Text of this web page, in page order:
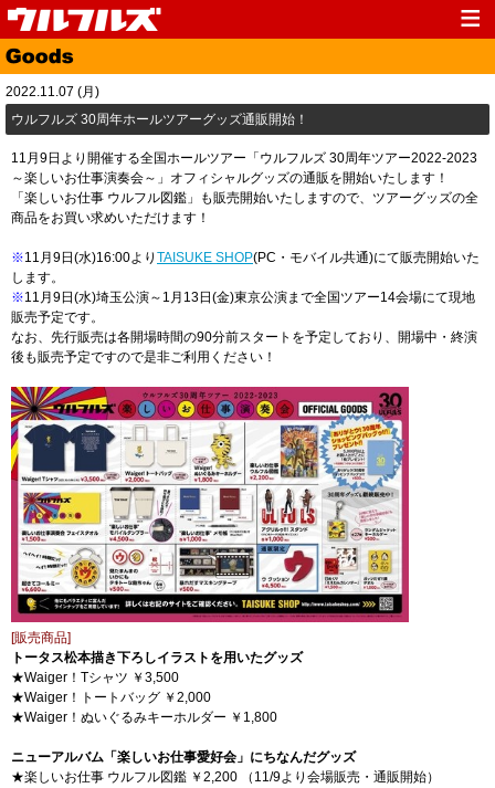
Top
Media Live
Fanclub Goods
2022.11.07 (月)
ウルフルズ 30周年ホールツアーグッズ通販開始！
11月9日より開催する全国ホールツアー「ウルフルズ 30周年ツアー2022-2023
～楽しいお仕事演奏会～」オフィシャルグッズの通販を開始いたします！
「楽しいお仕事 ウルフル図鑑」も販売開始いたしますので、ツアーグッズの全
商品をお買い求めいただけます！
※11月9日(水)16:00より TAISUKE SHOP(PC・モバイル共通)にて販売開始いた
します。
※11月9日(水)埼玉公演～1月13日(金)東京公演まで全国ツアー14会場にて現地
販売予定です。
なお、先行販売は各開場時間の90分前スタートを予定しており、開場中・終演
後も販売予定ですので是非ご利用ください！
[販売商品]
トータス松本描き下ろしイラストを用いたグッズ
★Waiger！Tシャツ ￥3,500
★Waiger！トートバッグ ￥2,000
★Waiger！ぬいぐるみキーホルダー ￥1,800
ニューアルバム「楽しいお仕事愛好会」にちなんだグッズ
★楽しいお仕事 ウルフル図鑑 ￥2,200 （11/9より会場販売・通販開始）